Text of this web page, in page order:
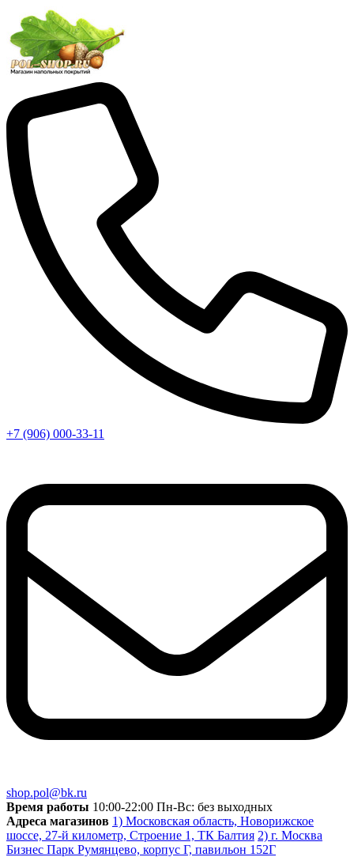
+7 (906) 000-33-11
shop.pol@bk.ru
Время работы 10:00-22:00 Пн-Вс: без выходных
Адреса магазинов 1) Московская область, Новорижское
шоссе, 27-й километр, Строение 1, ТК Балтия 2) г. Москва
Бизнес Парк Румянцево, корпус Г, павильон 152Г